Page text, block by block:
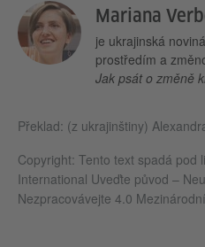
Mariana
je ukrajinská
prostředím a
Jak psát o změně
Překlad: (z ukrajinštiny)
Copyright: Tento text spadá pod
International Uveďte původ –
Nezpracovávejte 4.0